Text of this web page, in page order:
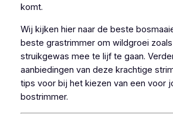
komt.
Wij kijken hier naar de beste
beste grastrimmer om wildgroei
struikgewas mee te lijf te gaan.
aanbiedingen van deze krachtige
tips voor bij het kiezen van een voor
bostrimmer.